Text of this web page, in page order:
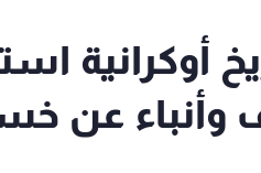
أوكرانية
عن